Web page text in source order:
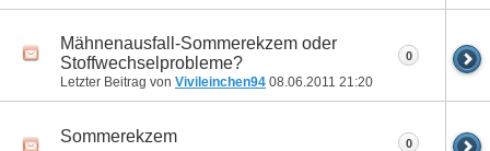
Mähnenausfall-Sommerekzem oder
Stoffwechselprobleme?
Letzter Beitrag von Vivileinchen94 08.06.2011 21:20
0
Sommerekzem 0